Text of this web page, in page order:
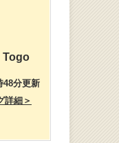
Togo
48分更新
詳細＞